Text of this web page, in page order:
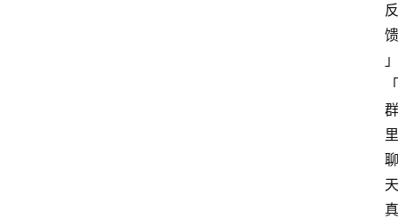
反
馈
」
「
群
里
聊
天
真